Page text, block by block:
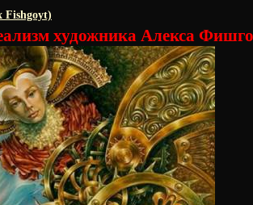
Fishgoyt)
художника Алекса